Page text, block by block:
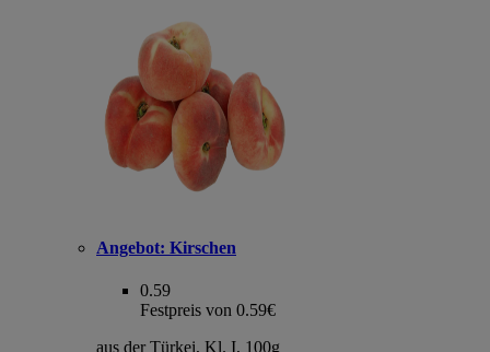
Angebot: Kirschen
0.59
Festpreis von 0.59€
aus der Türkei, Kl. I, 100g